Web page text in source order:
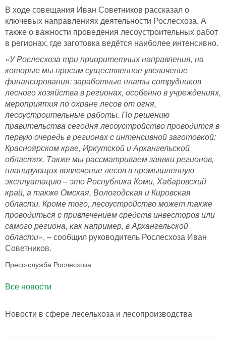
В ходе совещания Иван Советников рассказал о
ключевых направлениях деятельности Рослесхоза. А
также о важности проведения лесоустроительных работ
в регионах, где заготовка ведётся наиболее интенсивно.
«У Рослесхоза три приоритетных направления, на
которые мы просим существенное увеличение
финансирования: заработные платы сотрудников
лесного хозяйства в регионах, особенно в учреждениях,
мероприятия по охране лесов от огня,
лесоустроительные работы. По решению
правительства сегодня лесоустройство проводится в
первую очередь в регионах с интенсивной заготовкой:
Красноярском крае, Иркутской и Архангельской
областях. Также мы рассматриваем заявки регионов,
планирующих вовлечение лесов в промышленную
эксплуатацию – это Республика Коми, Хабаровский
край, а также Омская, Вологодская и Кировская
области. Кроме того, лесоустройство может также
проводиться с привлечением средств инвесторов или
самого региона, как например, в Архангельской
области», – сообщил руководитель Рослесхоза Иван
Советников.
Пресс-служба Рослесхоза
Все новости
Новости в сфере лесельхоза и лесопроизводства